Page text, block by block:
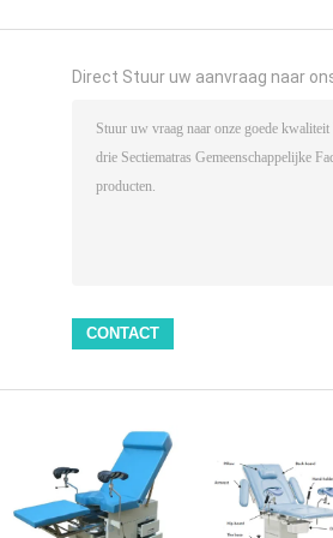
Direct Stuur uw aanvraag naar